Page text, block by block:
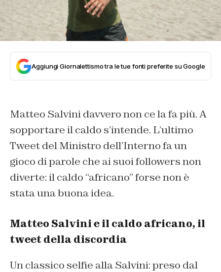
Aggiungi Giornalettismo tra le tue fonti preferite su Google
Matteo Salvini davvero non ce la fa più. A
sopportare il caldo s’intende. L’ultimo
Tweet del Ministro dell’Interno fa un
gioco di parole che ai suoi followers non
diverte: il caldo “africano” forse non è
stata una buona idea.
Matteo Salvini e il caldo africano, il
tweet della discordia
Un classico selfie alla Salvini: preso dal